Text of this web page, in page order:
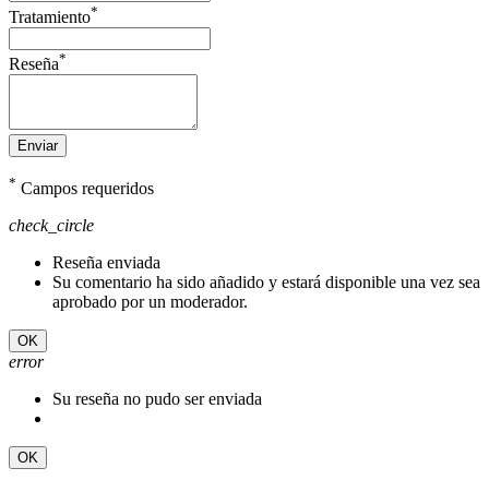
Tratamiento*
Reseña*
Enviar
* Campos requeridos
check_circle
Reseña enviada
Su comentario ha sido añadido y estará disponible una vez sea
aprobado por un moderador.
OK
error
Su reseña no pudo ser enviada
OK